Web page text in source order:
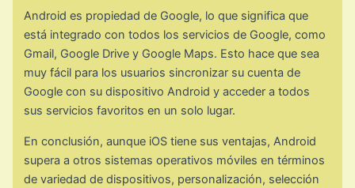
Android es propiedad de Google, lo que significa que
está integrado con todos los servicios de Google, como
Gmail, Google Drive y Google Maps. Esto hace que sea
muy fácil para los usuarios sincronizar su cuenta de
Google con su dispositivo Android y acceder a todos
sus servicios favoritos en un solo lugar.
En conclusión, aunque iOS tiene sus ventajas, Android
supera a otros sistemas operativos móviles en términos
de variedad de dispositivos, personalización, selección